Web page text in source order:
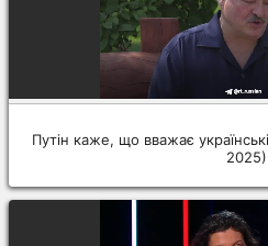
Путін каже, що вважає
2025)